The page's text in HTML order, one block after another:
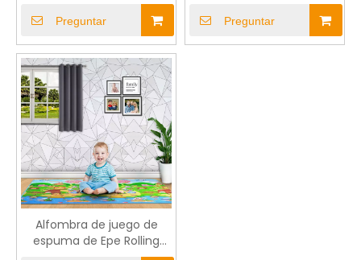
impermeable Mat
Preguntar Preguntar
Alfombra de juego de
espuma de Epe Rolling